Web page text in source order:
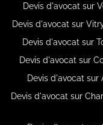
Devis d'avocat sur
Devis d'avocat sur
Devis d'avocat sur
Devis d'avocat sur
Devis d'avocat sur
Devis d'avocat sur